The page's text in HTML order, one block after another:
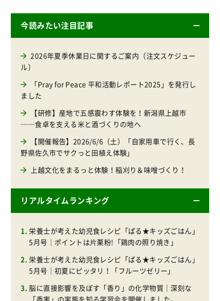
今読みたい注目記事
2026年夏季休業日に関するご案内（注文スケジュー
ル）
「Pray for Peace 平和活動レポート2025」を発行し
ました
【研修】産地で五感震わす体験を！新潟県上越市
──食卓を支える米と酒づくりの地へ
【開催報告】2026/6/6（土）「自家用車で行く、長
野県佐久市でサクっと田植え体験」
上越文化をまるっと体験！稲刈り＆味噌づくり！
リアルタイムランキング
栄養士が考えた幼児食レシピ「ぱる★キッズごはん」
5月号｜ポイントは片栗粉!「鶏肉の照り焼き」
栄養士が考えた幼児食レシピ「ぱる★キッズごはん」
5月号｜初夏にピッタリ！「フルーツゼリー」
脳に直接影響を及ぼす「香り」の化学物質｜深刻な
「香害」の実態を知る学習会を開催しました。